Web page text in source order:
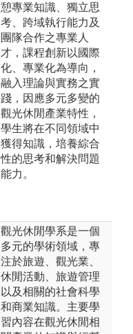
憩專業知識、獨立思
考、跨域執行能力及
團隊合作之專業人
才，課程創新以國際
化、專業化為導向，
融入理論與實務之實
踐，因應多元多變的
觀光休閒產業特性，
學生將在不同領域中
獲得知識，培養綜合
性的思考和解決問題
能力。
觀光休閒學系是一個
多元的學術領域，專
注於旅遊、觀光業、
休閒活動、旅遊管理
以及相關的社會科學
和商業知識。主要學
習內容在觀光休閒相